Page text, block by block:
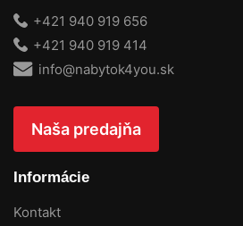
+421 940 919 656
+421 940 919 414
info@nabytok4you.sk
Naša predajňa
Informácie
Kontakt